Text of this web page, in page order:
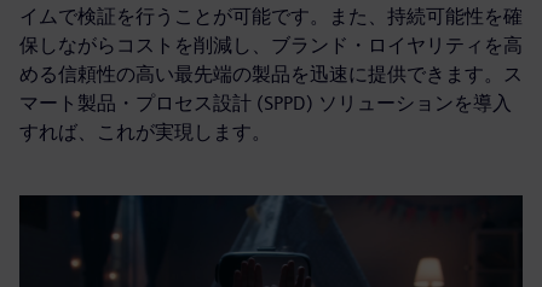
イムで検証を行うことが可能です。また、持続可能性を確
保しながらコストを削減し、ブランド・ロイヤリティを高
める信頼性の高い最先端の製品を迅速に提供できます。ス
マート製品・プロセス設計 (SPPD) ソリューションを導入
すれば、これが実現します。